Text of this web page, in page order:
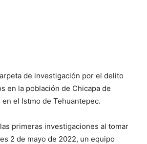
de investigación por el delito
en la población de Chicapa de
el Istmo de Tehuantepec.
primeras investigaciones al tomar
2 de mayo de 2022, un equipo